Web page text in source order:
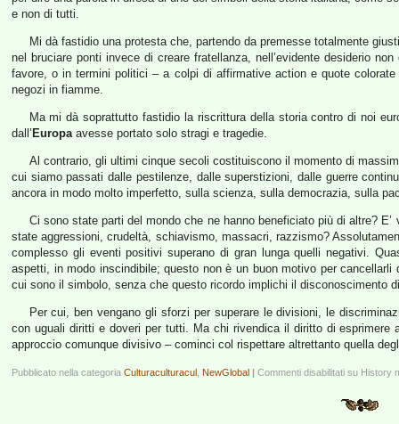
e non di tutti.
Mi dà fastidio una protesta che, partendo da premesse totalmente
nel bruciare ponti invece di creare fratellanza, nell’evidente desiderio
favore, o in termini politici – a colpi di affirmative action e quote
negozi in fiamme.
Ma mi dà soprattutto fastidio la riscrittura della storia contro di noi
dall’ Europaavesse portato solo stragi e tragedie.
Al contrario, gli ultimi cinque secoli costituiscono il momento di
cui siamo passati dalle pestilenze, dalle superstizioni, dalle guerre
ancora in modo molto imperfetto, sulla scienza, sulla democrazia, sulla
Ci sono state parti del mondo che ne hanno beneficiato più di altre?
state aggressioni, crudeltà, schiavismo, massacri, razzismo?
complesso gli eventi positivi superano di gran lunga quelli negativi.
aspetti, in modo inscindibile; questo non è un buon motivo per
cui sono il simbolo, senza che questo ricordo implichi il disconoscimento
Per cui, ben vengano gli sforzi per superare le divisioni, le
con uguali diritti e doveri per tutti. Ma chi rivendica il diritto di
approccio comunque divisivo – cominci col rispettare altrettanto quella
Pubblicato nella categoria Culturaculturacul NewGlobal | Commenti disabilitati su History